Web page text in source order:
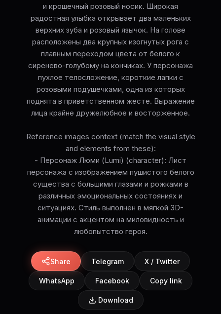
и крошечный розовый носик. Широкая
радостная улыбка открывает два маленьких
верхних зуба и розовый язычок. На голове
расположены два крупных изогнутых рога с
плавным переходом цвета от белого к
сиренево-голубому на кончиках. У персонажа
пухлое телосложение, короткие лапки с
розовыми подушечками, одна из которых
поднята в приветственном жесте. Выражение
лица крайне дружелюбное и восторженное.
Reference images context (match the visual style
and elements from these):
- Персонаж Люми (Lumi) (character): Лист
персонажа с изображением пушистого белого
существа с большими глазами и рожками в
различных эмоциональных состояниях и
ситуациях. Стиль выполнен в мягкой 3D-
анимации с акцентом на миловидность и
любопытство героя.
Share Telegram X / Twitter
WhatsApp Facebook Copy link
Download